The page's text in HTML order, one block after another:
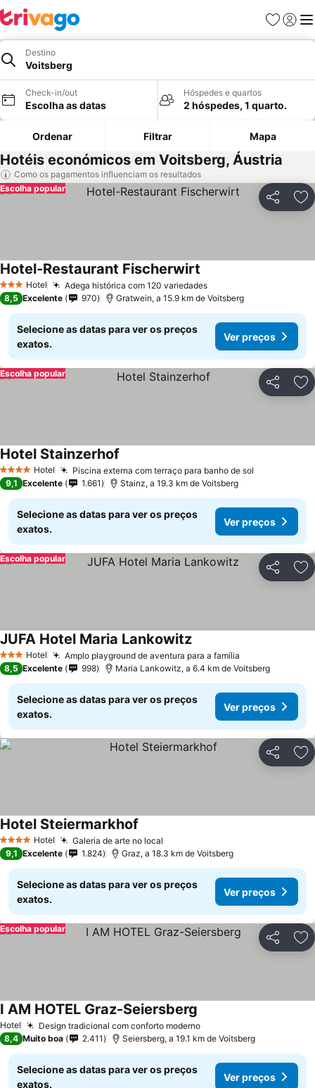
Favoritos
Iniciar
Destino
Voitsberg
Check-in/out
Escolha as datas
Hóspedes e quartos
2 hóspedes, 1 quarto.
Ordenar Filtrar Mapa
Hotéis económicos em Voitsberg, Áustria
Como os pagamentos influenciam os resultados
Partilhar
Escolha popular
3 EstrelasHotel Adega histórica com 120 variedades
Hotel-Restaurant Fischerwirt
8,5 Excelente 970 Gratwein, a 15.9 km de Voitsberg
Selecione as datas para ver os preços
exatos.
Ver preços
Partilhar
Escolha popular
4 EstrelasHotel Piscina externa com terraço para banho de sol
Hotel Stainzerhof
9,1 Excelente 1.661 Stainz, a 19.3 km de Voitsberg
Selecione as datas para ver os preços
exatos.
Ver preços
Partilhar
Escolha popular
3 EstrelasHotel Amplo playground de aventura para a família
JUFA Hotel Maria Lankowitz
8,5 Excelente 998 Maria Lankowitz, a 6.4 km de Voitsberg
Selecione as datas para ver os preços
exatos.
Ver preços
Partilhar
4 EstrelasHotel Galeria de arte no local
Hotel Steiermarkhof
9,1 Excelente 1.824 Graz, a 18.3 km de Voitsberg
Selecione as datas para ver os preços
exatos.
Ver preços
Partilhar
Escolha popular
Hotel Design tradicional com conforto moderno
I AM HOTEL Graz-Seiersberg
8,4 Muito boa 2.411 Seiersberg, a 19.1 km de Voitsberg
Selecione as datas para ver os preços
exatos.
Ver preços